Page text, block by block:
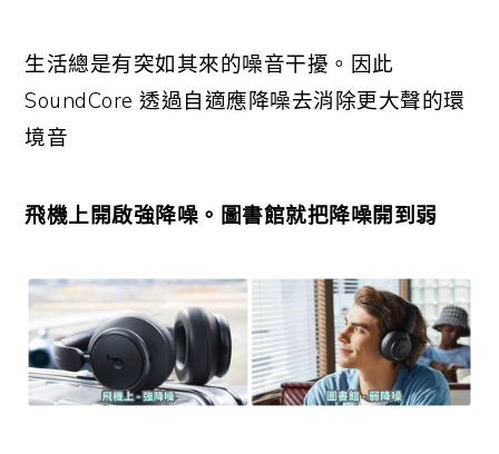
生活總是有突如其來的噪音干擾。因此
SoundCore 透過自適應降噪去消除更大聲的環
境音
飛機上開啟強降噪。圖書館就把降噪開到弱